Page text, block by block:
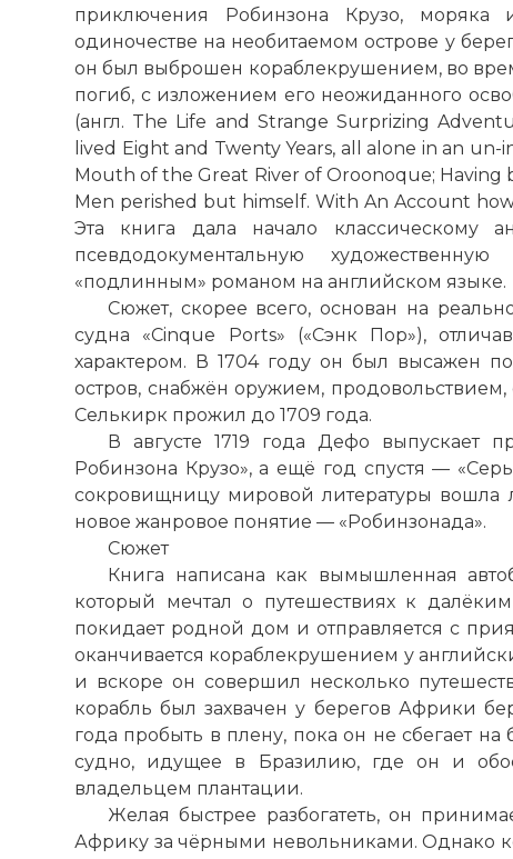
приключения Робинзона Крузо,
одиночестве на необитаемом острове у
он был выброшен кораблекрушением, во
погиб, с изложением его неожиданного
(англ. The Life and Strange Surprizing
lived Eight and Twenty Years, all alone in an
Mouth of the Great River of Oroonoque;
Men perished but himself. With An Account
Эта книга дала начало классическому
псевдодокументальную
«подлинным» романом на английском языке.
Сюжет, скорее всего, основан на
судна «Cinque Ports» («Сэнк Пор»),
характером. В 1704 году он был высажен
остров, снабжён оружием,
Селькирк прожил до 1709 года.
В августе 1719 года Дефо выпускает
Робинзона Крузо», а ещё год спустя —
сокровищницу мировой литературы
новое жанровое понятие — «Робинзонада».
Сюжет
Книга написана как вымышленная
который мечтал о путешествиях к
покидает родной дом и отправляется с
оканчивается кораблекрушением у
и вскоре он совершил несколько
корабль был захвачен у берегов Африки
года пробыть в плену, пока он не сбегает
судно, идущее в Бразилию, где он и
владельцем плантации.
Желая быстрее разбогатеть, он
Африку за чёрными невольниками. Однако